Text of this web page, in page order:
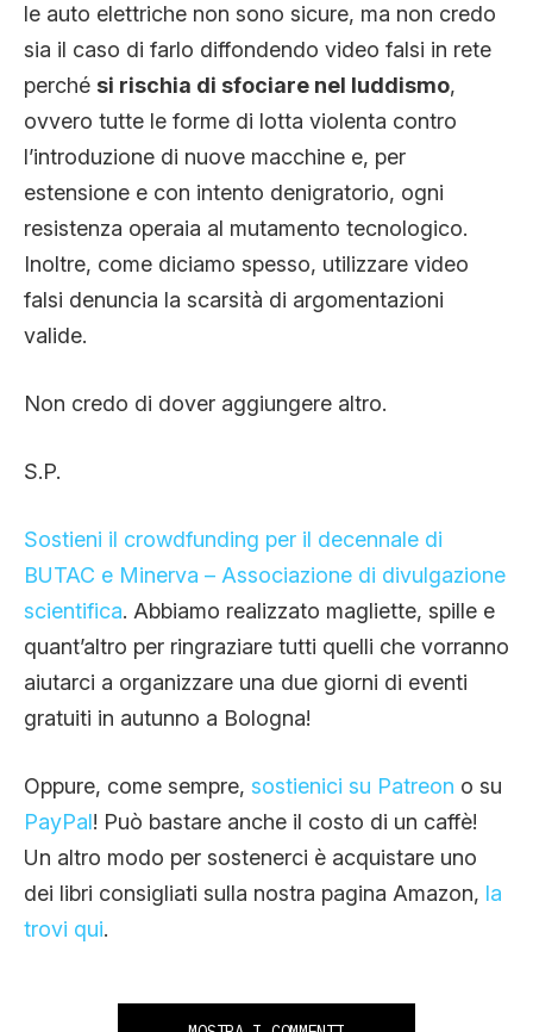
le auto elettriche non sono sicure, ma non credo
sia il caso di farlo diffondendo video falsi in rete
perché si rischia di sfociare nel luddismo,
ovvero tutte le forme di lotta violenta contro
l’introduzione di nuove macchine e, per
estensione e con intento denigratorio, ogni
resistenza operaia al mutamento tecnologico.
Inoltre, come diciamo spesso, utilizzare video
falsi denuncia la scarsità di argomentazioni
valide.
Non credo di dover aggiungere altro.
S.P.
Sostieni il crowdfunding per il decennale di
BUTAC e Minerva – Associazione di divulgazione
scientifica. Abbiamo realizzato magliette, spille e
quant’altro per ringraziare tutti quelli che vorranno
aiutarci a organizzare una due giorni di eventi
gratuiti in autunno a Bologna!
Oppure, come sempre, sostienici su Patreon o su
PayPal! Può bastare anche il costo di un caffè!
Un altro modo per sostenerci è acquistare uno
dei libri consigliati sulla nostra pagina Amazon, la
trovi qui.